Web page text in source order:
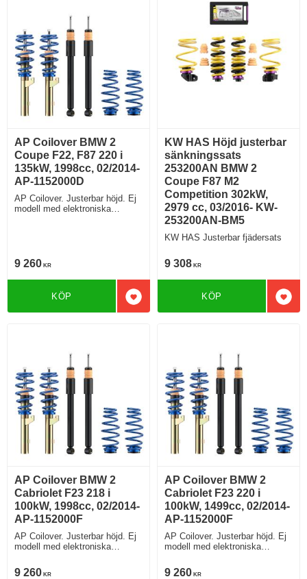
AP Coilover BMW 2
Coupe F22, F87 220 i
135kW, 1998cc, 02/2014-
AP-1152000D
AP Coilover. Justerbar höjd. Ej
modell med elektroniska
9 260 KR
Lägg till i favoriter
KÖP
KW HAS Höjd justerbar
sänkningssats
253200AN BMW 2
Coupe F87 M2
Competition 302kW,
2979 cc, 03/2016- KW-
253200AN-BM5
KW HAS Justerbar fjädersats
9 308 KR
KÖP
AP Coilover BMW 2
Cabriolet F23 218 i
100kW, 1998cc, 02/2014-
AP-1152000F
AP Coilover. Justerbar höjd. Ej
modell med elektroniska
9 260 KR
AP Coilover BMW 2
Cabriolet F23 220 i
100kW, 1499cc, 02/2014-
AP-1152000F
AP Coilover. Justerbar höjd. Ej
modell med elektroniska
9 260 KR